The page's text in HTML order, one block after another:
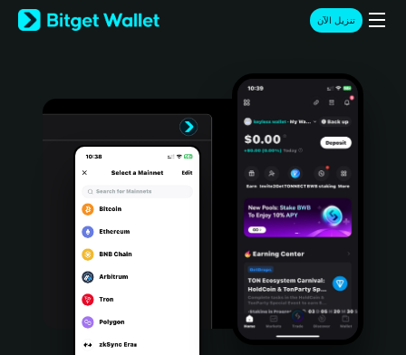
English
日本語
Türkçe
Português (Portugal)
Bahasa Indonesia
تنزيل الآن